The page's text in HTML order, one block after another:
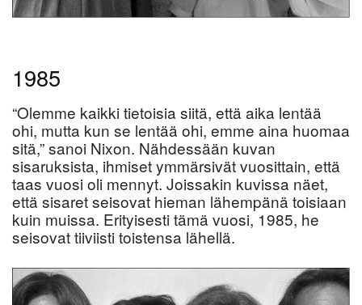
1985
“Olemme kaikki tietoisia siitä, että aika lentää
ohi, mutta kun se lentää ohi, emme aina huomaa
sitä,” sanoi Nixon. Nähdessään kuvan
sisaruksista, ihmiset ymmärsivät vuosittain, että
taas vuosi oli mennyt. Joissakin kuvissa näet,
että sisaret seisovat hieman lähempänä toisiaan
kuin muissa. Erityisesti tämä vuosi, 1985, he
seisovat tiiviisti toistensa lähellä.